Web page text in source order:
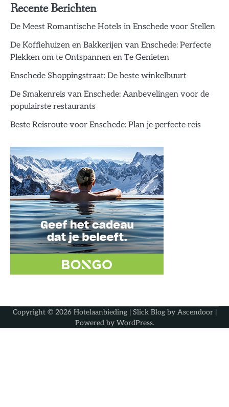
Recente Berichten
De Meest Romantische Hotels in Enschede voor Stellen
De Koffiehuizen en Bakkerijen van Enschede: Perfecte
Plekken om te Ontspannen en Te Genieten
Enschede Shoppingstraat: De beste winkelbuurt
De Smakenreis van Enschede: Aanbevelingen voor de
populairste restaurants
Beste Reisroute voor Enschede: Plan je perfecte reis
Copyright © 2026 Hotelaanbieding| Slick Blog by Ascendoor|
Powered by WordPress.